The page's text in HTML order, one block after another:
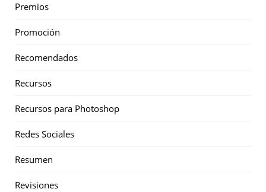
Premios
Promoción
Recomendados
Recursos
Recursos para Photoshop
Redes Sociales
Resumen
Revisiones